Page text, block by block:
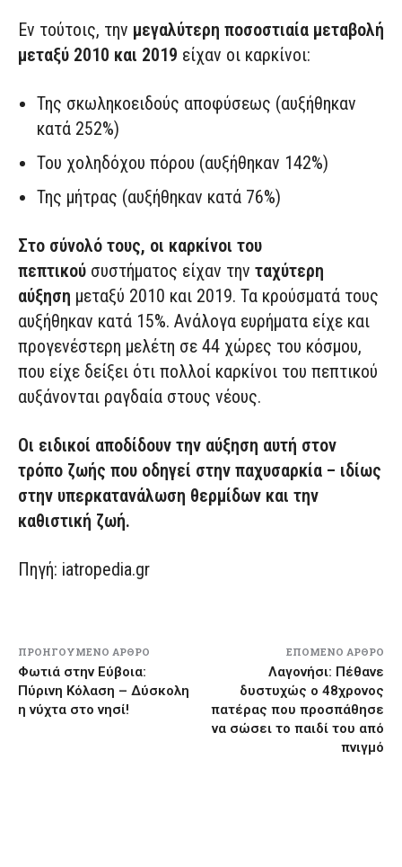
Εν τούτοις, την μεγαλύτερη ποσοστιαία μεταβολή
μεταξύ 2010 και 2019 είχαν οι καρκίνοι:
Της σκωληκοειδούς αποφύσεως (αυξήθηκαν
κατά 252%)
Του χοληδόχου πόρου (αυξήθηκαν 142%)
Της μήτρας (αυξήθηκαν κατά 76%)
Στο σύνολό τους, οι καρκίνοι του
πεπτικού συστήματος είχαν την ταχύτερη
αύξηση μεταξύ 2010 και 2019. Τα κρούσματά τους
αυξήθηκαν κατά 15%. Ανάλογα ευρήματα είχε και
προγενέστερη μελέτη σε 44 χώρες του κόσμου,
που είχε δείξει ότι πολλοί καρκίνοι του πεπτικού
αυξάνονται ραγδαία στους νέους.
Οι ειδικοί αποδίδουν την αύξηση αυτή στον
τρόπο ζωής που οδηγεί στην παχυσαρκία – ιδίως
στην υπερκατανάλωση θερμίδων και την
καθιστική ζωή.
Πηγή: iatropedia.gr
ΠΡΟΗΓΟΎΜΕΝΟ ΆΡΘΡΟ
Φωτιά στην Εύβοια:
Πύρινη Κόλαση – Δύσκολη
η νύχτα στο νησί!
ΕΠΌΜΕΝΟ ΆΡΘΡΟ
Λαγονήσι: Πέθανε
δυστυχώς ο 48χρονος
πατέρας που προσπάθησε
να σώσει το παιδί του από
πνιγμό